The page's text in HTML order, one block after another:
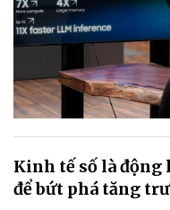
Kinh tế số là động
để bứt phá tăng